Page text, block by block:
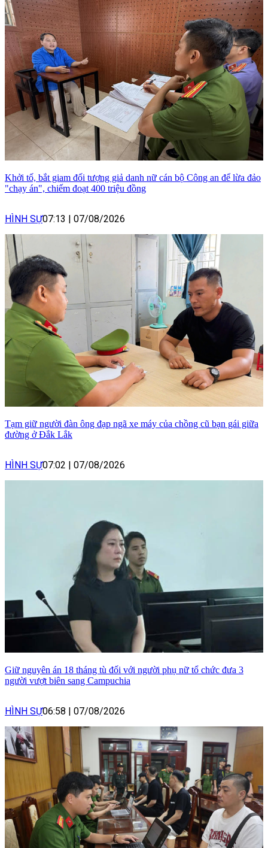
Khởi tố, bắt giam đối tượng giả danh nữ cán bộ Công an để lừa đảo
"chạy án", chiếm đoạt 400 triệu đồng
HÌNH SỰ07:13 07/08/2026
Tạm giữ người đàn ông đạp ngã xe máy của chồng cũ bạn gái giữa
đường ở Đắk Lắk
HÌNH SỰ07:02 07/08/2026
Giữ nguyên án 18 tháng tù đối với người phụ nữ tổ chức đưa 3
người vượt biên sang Campuchia
HÌNH SỰ06:58 07/08/2026